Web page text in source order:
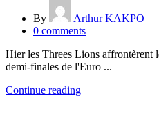
By
Arthur KAKPO
0 comments
Hier les Threes Lions affrontèrent
demi-finales de l'Euro ...
Continue reading